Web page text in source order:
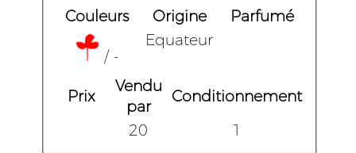
Couleurs
Origine
Parfumé
/ -
Equateur
Prix
Vendu
par
Conditionnement
20
1